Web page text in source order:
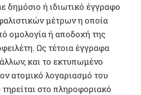
δημόσιο ή ιδιωτικό έγγραφο
μέτρων η οποία
ομολογία ή αποδοχή της
Ως τέτοια έγγραφα
και το εκτυπωμένο
ατομικό λογαριασμό του
στο πληροφοριακό